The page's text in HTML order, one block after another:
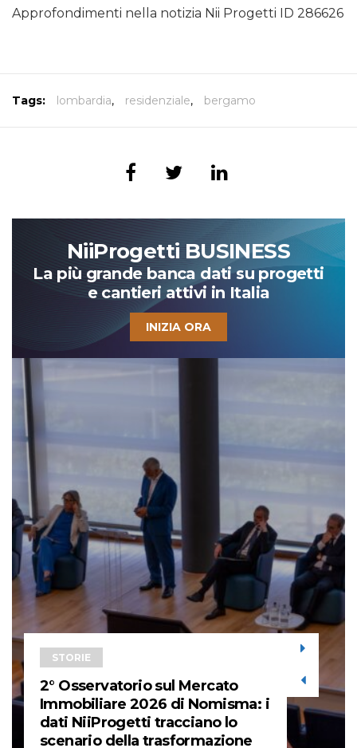
Approfondimenti nella notizia Nii Progetti ID 286626
Tags: lombardia, residenziale, bergamo
NiiProgetti BUSINESS
La più grande banca dati su progetti
e cantieri attivi in Italia
INIZIA ORA
STORIE
2° Osservatorio sul Mercato
Immobiliare 2026 di Nomisma: i
dati NiiProgetti tracciano lo
scenario della trasformazione